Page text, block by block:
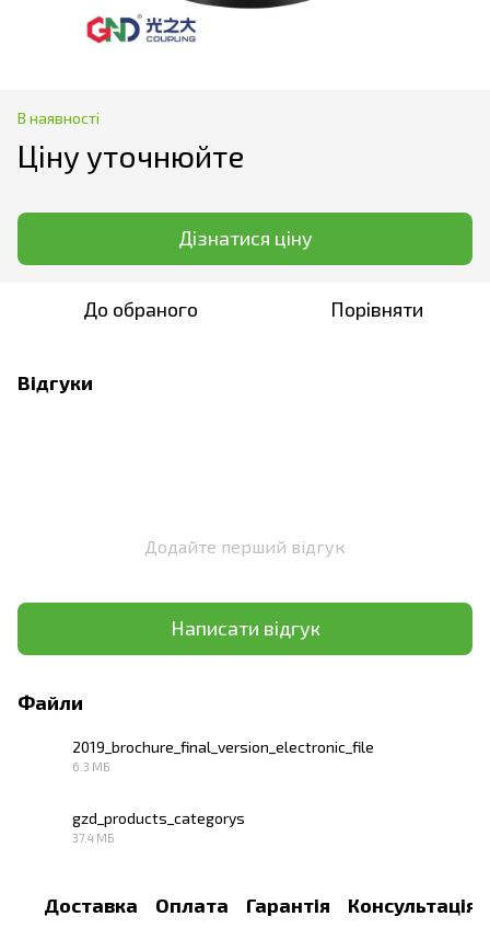
В наявності
Ціну уточнюйте
Дізнатися ціну
До обраного Порівняти
Відгуки
Додайте перший відгук
Написати відгук
Файли
2019_brochure_final_version_electronic_file
6.3 МБ
gzd_products_categorys
37.4 МБ
Доставка Оплата Гарантія Консультація